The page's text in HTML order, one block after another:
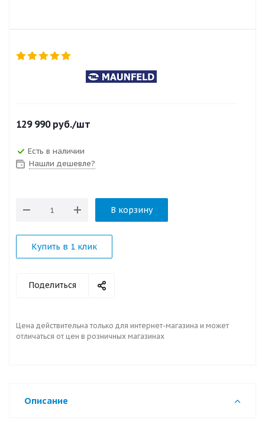
129 990руб./шт
Есть в наличии
Нашли дешевле?
В корзину
Купить в 1 клик
Поделиться
Цена действительна только для интернет-магазина и может
отличаться от цен в розничных магазинах
Описание